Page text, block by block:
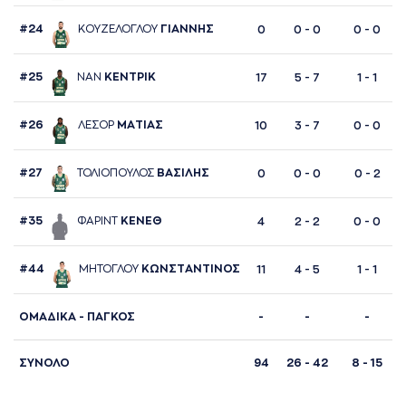
#24 ΚΟΥΖΕΛΟΓΛΟΥ ΓΙAΝΝΗΣ 0 0 - 0 0 - 0
#25 ΝAΝ ΚΕΝΤΡΙΚ 17 5 - 7 1 - 1
#26 ΛΕΣΟΡ ΜAΤΙAΣ 10 3 - 7 0 - 0
#27 ΤΟΛΙΟΠΟΥΛΟΣ ΒAΣΙΛΗΣ 0 0 - 0 0 - 2
#35 ΦAΡΙΝΤ ΚΕΝΕΘ 4 2 - 2 0 - 0
#44 ΜΗΤΟΓΛΟΥ ΚΩΝΣΤAΝΤΙΝΟΣ 11 4 - 5 1 - 1
ΟΜΑΔΙΚΑ - ΠΑΓΚΟΣ - - -
ΣΥΝΟΛΟ 94 26 - 42 8 - 15